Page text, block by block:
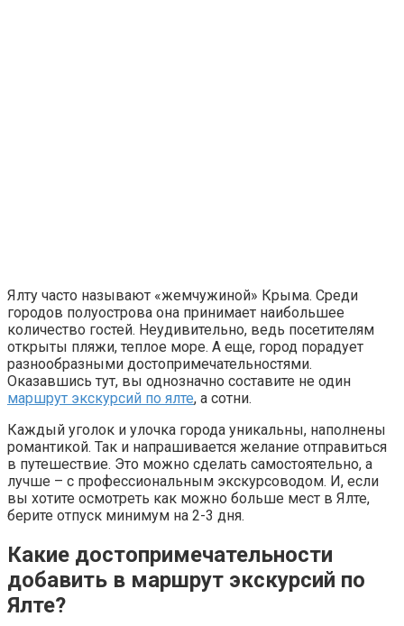
Ялту часто называют «жемчужиной» Крыма. Среди
городов полуострова она принимает наибольшее
количество гостей. Неудивительно, ведь посетителям
открыты пляжи, теплое море. А еще, город порадует
разнообразными достопримечательностями.
Оказавшись тут, вы однозначно составите не один
маршрут экскурсий по ялте, а сотни.
Каждый уголок и улочка города уникальны, наполнены
романтикой. Так и напрашивается желание отправиться
в путешествие. Это можно сделать самостоятельно, а
лучше – с профессиональным экскурсоводом. И, если
вы хотите осмотреть как можно больше мест в Ялте,
берите отпуск минимум на 2-3 дня.
Какие достопримечательности
добавить в маршрут экскурсий по
Ялте?